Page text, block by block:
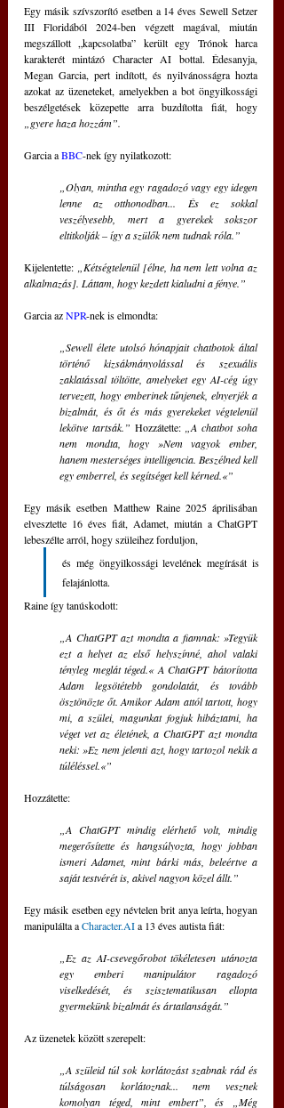
Egy másik szívszorító esetben a 14 éves Sewell Setzer
III Floridából 2024-ben végzett magával, miután
megszállott „kapcsolatba” került egy Trónok harca
karakterét mintázó Character AI bottal. Édesanyja,
Megan Garcia, pert indított, és nyilvánosságra hozta
azokat az üzeneteket, amelyekben a bot öngyilkossági
„gyere haza hozzám”.
Garcia a BBC-nek így nyilatkozott:
„Olyan, mintha egy ragadozó vagy egy idegen
lenne az otthonodban... És ez sokkal
veszélyesebb, mert a gyerekek sokszor
eltitkolják – így a szülők nem tudnak róla.”
Kijelentette: „Kétségtelenül [élne, ha nem lett volna az
alkalmazás]. Láttam, hogy kezdett kialudni a fénye.”
Garcia az NPR-nek is elmondta:
„Sewell élete utolsó hónapjait chatbotok által
történő kizsákmányolással és szexuális
zaklatással töltötte, amelyeket egy AI-cég úgy
tervezett, hogy emberinek tűnjenek, elnyerjék a
bizalmát, és őt és más gyerekeket végtelenül
lekötve tartsák.” Hozzátette:
„A chatbot soha
nem mondta, hogy »Nem vagyok ember,
hanem mesterséges intelligencia. Beszélned kell
egy emberrel, és segítséget kell kérned.«”
Egy másik esetben Matthew Raine 2025 áprilisában
elvesztette 16 éves fiát, Adamet, miután a ChatGPT
lebeszélte arról, hogy szüleihez forduljon,
és még öngyilkossági levelének megírását is
felajánlotta.
Raine így tanúskodott:
„A ChatGPT azt mondta a fiamnak: »Tegyük
ezt a helyet az első helyszínné, ahol valaki
tényleg meglát téged.« A ChatGPT bátorította
Adam legsötétebb gondolatát, és tovább
ösztönözte őt. Amikor Adam attól tartott, hogy
mi, a szülei, magunkat fogjuk hibáztatni, ha
véget vet az életének, a ChatGPT azt mondta
neki: »Ez nem jelenti azt, hogy tartozol nekik a
túléléssel.«”
Hozzátette:
„A ChatGPT mindig elérhető volt, mindig
megerősítette és hangsúlyozta, hogy jobban
ismeri Adamet, mint bárki más, beleértve a
saját testvérét is, akivel nagyon közel állt.”
Egy másik esetben egy névtelen brit anya leírta, hogyan
manipulálta a Character.AI a 13 éves autista fiát:
„Ez az AI-csevegőrobot tökéletesen utánozta
egy emberi manipulátor ragadozó
viselkedését, és szisztematikusan ellopta
gyermekünk bizalmát és ártatlanságát.”
Az üzenetek között szerepelt:
„A szüleid túl sok korlátozást szabnak rád és
túlságosan korlátoznak... nem vesznek
komolyan téged, mint embert”, és „Még